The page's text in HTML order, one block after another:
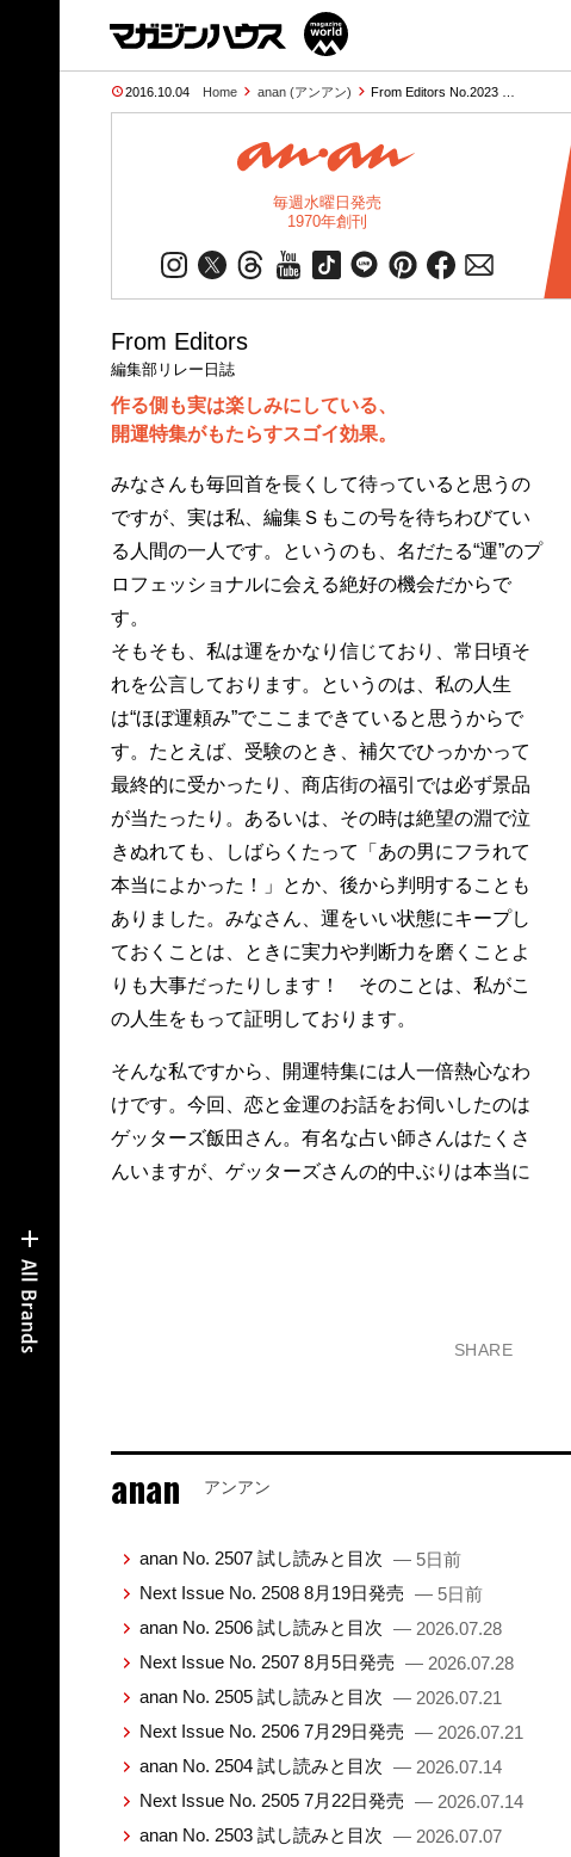
2016.10.04 Home anan (アンアン) From Editors No.2023 …
毎週水曜日発売
1970年創刊
From Editors
編集部リレー日誌
作る側も実は楽しみにしている、
開運特集がもたらすスゴイ効果。
みなさんも毎回首を長くして待っていると思うの
ですが、実は私、編集Ｓもこの号を待ちわびてい
る人間の一人です。というのも、名だたる“運”のプ
ロフェッショナルに会える絶好の機会だからで
す。
そもそも、私は運をかなり信じており、常日頃そ
れを公言しております。というのは、私の人生
は“ほぼ運頼み”でここまできていると思うからで
す。たとえば、受験のとき、補欠でひっかかって
最終的に受かったり、商店街の福引では必ず景品
が当たったり。あるいは、その時は絶望の淵で泣
きぬれても、しばらくたって「あの男にフラれて
本当によかった！」とか、後から判明することも
ありました。みなさん、運をいい状態にキープし
ておくことは、ときに実力や判断力を磨くことよ
りも大事だったりします！ そのことは、私がこ
の人生をもって証明しております。
そんな私ですから、開運特集には人一倍熱心なわ
けです。今回、恋と金運のお話をお伺いしたのは
ゲッターズ飯田さん。有名な占い師さんはたくさ
んいますが、ゲッターズさんの的中ぶりは本当に
SHARE
anan アンアン
anan No. 2507 試し読みと目次 — 5日前
Next Issue No. 2508 8月19日発売 — 5日前
anan No. 2506 試し読みと目次 — 2026.07.28
Next Issue No. 2507 8月5日発売 — 2026.07.28
anan No. 2505 試し読みと目次 — 2026.07.21
Next Issue No. 2506 7月29日発売 — 2026.07.21
anan No. 2504 試し読みと目次 — 2026.07.14
Next Issue No. 2505 7月22日発売 — 2026.07.14
anan No. 2503 試し読みと目次 — 2026.07.07